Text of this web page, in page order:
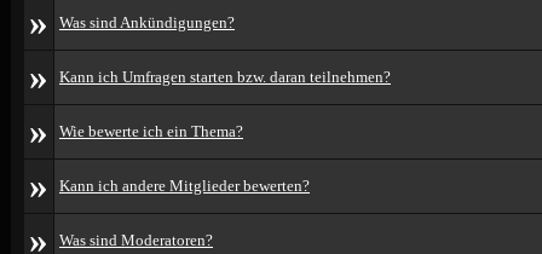
» Was sind Ankündigungen?
» Kann ich Umfragen starten bzw. daran teilnehmen?
» Wie bewerte ich ein Thema?
» Kann ich andere Mitglieder bewerten?
» Was sind Moderatoren?